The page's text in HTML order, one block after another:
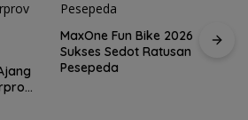
Jadikan Batam Destinasi